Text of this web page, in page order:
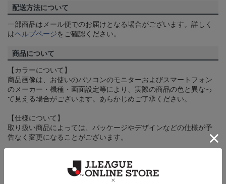
配送方法について
一部商品はメール便でのお届けとなる場合がございます。詳しく
はヘルプページをご確認ください。
商品について
【カラーについて】
商品画像は、お使いのパソコンのモニターおよびスマートフォン
のメーカー・機種・画面設定等により、実際の商品の色と異なっ
て見える場合がございます。あらかじめご了承ください。
【仕様について】
取り扱い商品によっては、パッケージやデザインなどの仕様が予
告なく変更になることがございます。
決済について